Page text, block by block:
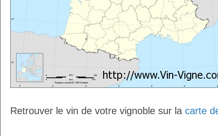
Retrouver le vin de votre vignoble sur la carte